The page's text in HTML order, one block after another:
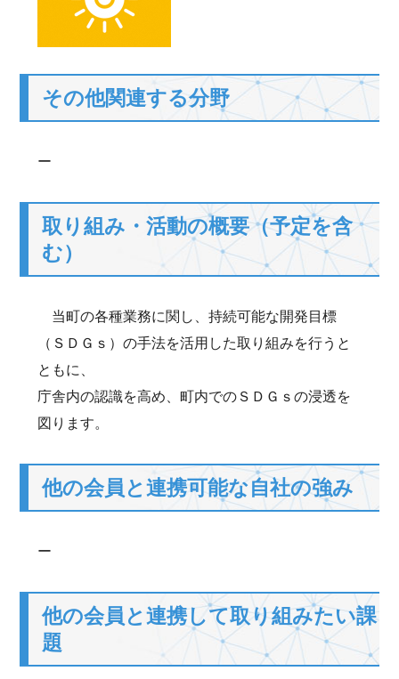
その他関連する分野
ー
取り組み・活動の概要（予定を含
む）
当町の各種業務に関し、持続可能な開発目標
（ＳＤＧｓ）の手法を活用した取り組みを行うと
ともに、
庁舎内の認識を高め、町内でのＳＤＧｓの浸透を
図ります。
他の会員と連携可能な自社の強み
ー
他の会員と連携して取り組みたい課
題